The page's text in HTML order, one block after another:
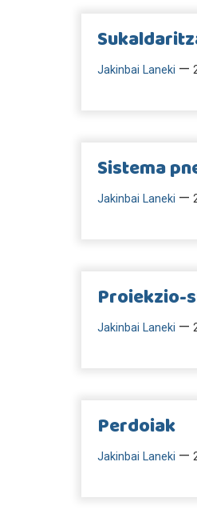
Jakinbai Laneki —
Sistema
Jakinbai Laneki —
Proiekzio-
Jakinbai Laneki —
Perdoiak
Jakinbai Laneki —